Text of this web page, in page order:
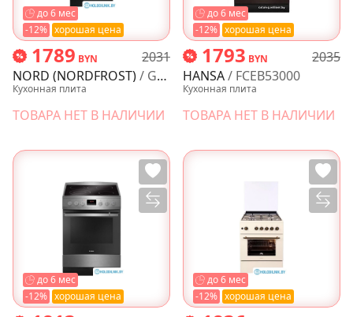
-12% хорошая цена
до 6 мес
1789 BYN
2031
NORD (NORDFROST)/ GG 6064 B
Кухонная плита
ТОВАРА НЕТ В НАЛИЧИИ
-12% хорошая цена
до 6 мес
1793 BYN
2035
HANSA/ FCEB53000
Кухонная плита
ТОВАРА НЕТ В НАЛИЧИИ
-12% хорошая цена
до 6 мес
-12% хорошая цена
до 6 мес